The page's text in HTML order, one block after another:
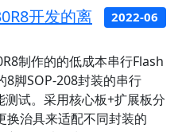
2022-06
开发的离
制作的的低成本串行Flash
8脚SOP-208封装的串行
试。采用核心板+扩展板分
换治具来适配不同封装的